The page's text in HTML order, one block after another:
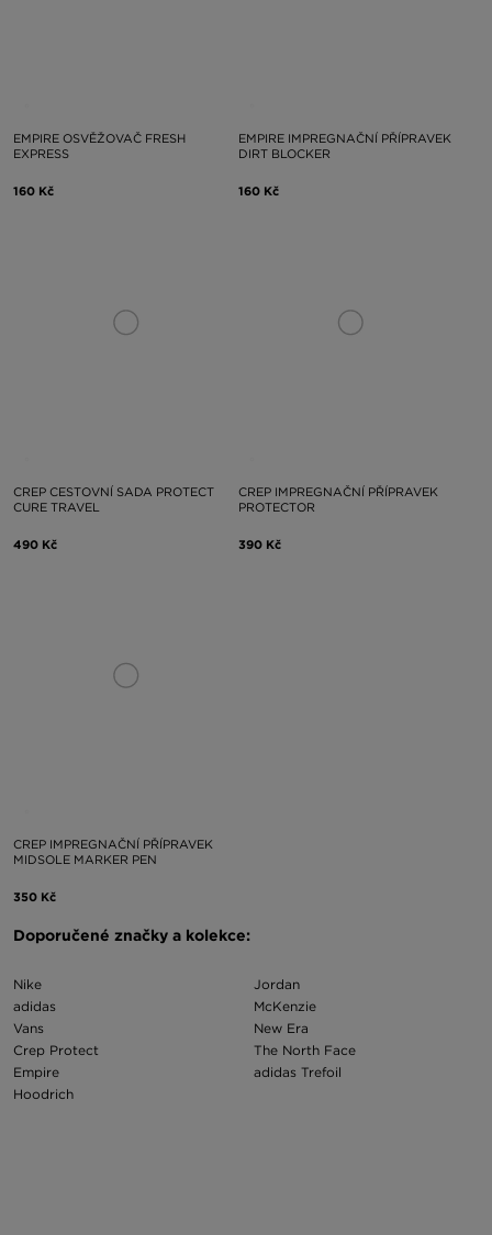
EMPIRE OSVĚŽOVAČ FRESH
EXPRESS
160 Kč
EMPIRE IMPREGNAČNÍ PŘÍPRAVEK
DIRT BLOCKER
160 Kč
CREP CESTOVNÍ SADA PROTECT
CURE TRAVEL
490 Kč
CREP IMPREGNAČNÍ PŘÍPRAVEK
PROTECTOR
390 Kč
CREP IMPREGNAČNÍ PŘÍPRAVEK
MIDSOLE MARKER PEN
350 Kč
Doporučené značky a kolekce:
Nike
adidas
Vans
Crep Protect
Empire
Hoodrich
Jordan
McKenzie
New Era
The North Face
adidas Trefoil